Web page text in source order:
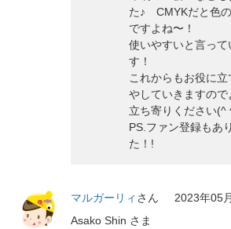
た♪ CMYKだと色
ですよね〜！
使いやすいと言っ
す！
これからもお役に
やしていきますの
立ち寄りください(^
PS.ファン登録もあ
た！!
マルガーリィ さん
2023年05
Asako Shin さま